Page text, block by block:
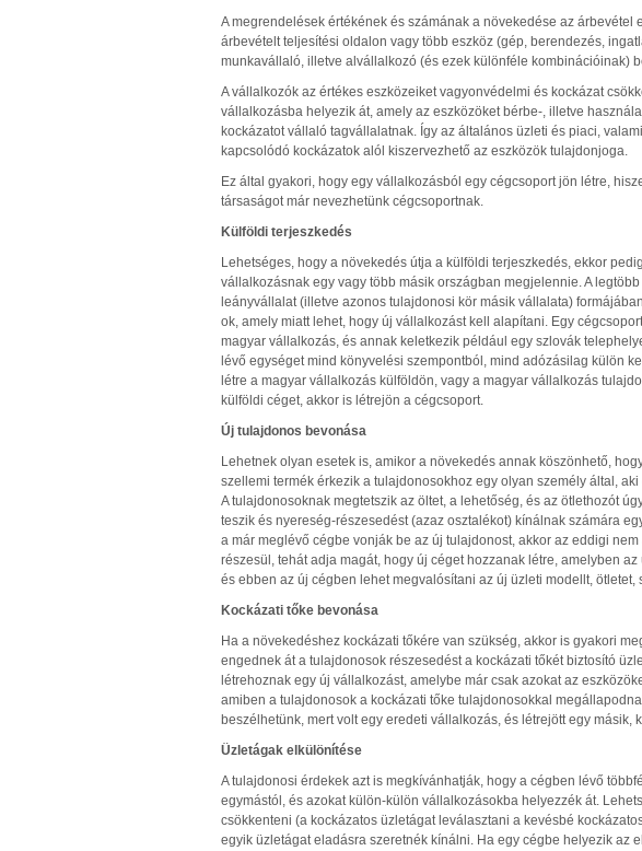
A megrendelések értékének és számának a növekedése az árbevétel
árbevételt teljesítési oldalon vagy több eszköz (gép, berendezés,
munkavállaló, illetve alvállalkozó (és ezek különféle kombinációinak)
A vállalkozók az értékes eszközeiket vagyonvédelmi és kockázat
vállalkozásba helyezik át, amely az eszközöket bérbe-, illetve
kockázatot vállaló tagvállalatnak. Így az általános üzleti és piaci,
kapcsolódó kockázatok alól kiszervezhető az eszközök tulajdonjoga.
Ez által gyakori, hogy egy vállalkozásból egy cégcsoport jön létre,
társaságot már nevezhetünk cégcsoportnak.
Külföldi terjeszkedés
Lehetséges, hogy a növekedés útja a külföldi terjeszkedés, ekkor
vállalkozásnak egy vagy több másik országban megjelennie. A
leányvállalat (illetve azonos tulajdonosi kör másik vállalata)
ok, amely miatt lehet, hogy új vállalkozást kell alapítani. Egy
magyar vállalkozás, és annak keletkezik például egy szlovák
lévő egységet mind könyvelési szempontból, mind adózásilag külön
létre a magyar vállalkozás külföldön, vagy a magyar vállalkozás
külföldi céget, akkor is létrejön a cégcsoport.
Új tulajdonos bevonása
Lehetnek olyan esetek is, amikor a növekedés annak köszönhető,
szellemi termék érkezik a tulajdonosokhoz egy olyan személy által,
A tulajdonosoknak megtetszik az öltet, a lehetőség, és az ötlethozót
teszik és nyereség-részesedést (azaz osztalékot) kínálnak számára
a már meglévő cégbe vonják be az új tulajdonost, akkor az eddigi
részesül, tehát adja magát, hogy új céget hozzanak létre, amelyben
és ebben az új cégben lehet megvalósítani az új üzleti modellt, ötletet,
Kockázati tőke bevonása
Ha a növekedéshez kockázati tőkére van szükség, akkor is gyakori
engednek át a tulajdonosok részesedést a kockázati tőkét biztosító
létrehoznak egy új vállalkozást, amelybe már csak azokat az
amiben a tulajdonosok a kockázati tőke tulajdonosokkal
beszélhetünk, mert volt egy eredeti vállalkozás, és létrejött egy másik,
Üzletágak elkülönítése
A tulajdonosi érdekek azt is megkívánhatják, hogy a cégben lévő
egymástól, és azokat külön-külön vállalkozásokba helyezzék át.
csökkenteni (a kockázatos üzletágat leválasztani a kevésbé
egyik üzletágat eladásra szeretnék kínálni. Ha egy cégbe helyezik az